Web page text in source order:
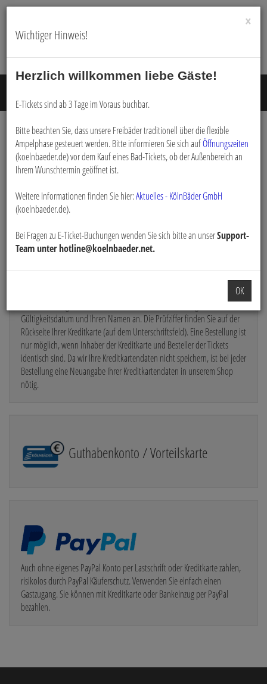
Zahlmethoden
Ihrer Bestellung bitte die Kreditkartennummer, die 3stellige Prüfziffer, das
Gültigkeitsdatum und Ihren Namen an. Die Prüfziffer finden Sie auf der
Rückseite Ihrer Kreditkarte (auf dem Unterschriftsfeld). Eine Bestellung ist
nur möglich, wenn Inhaber der Kreditkarte und Besteller der Tickets
identisch sind. Da wir Ihre Kreditkartendaten nicht speichern, ist bei jeder
Bestellung eine Neuangabe Ihrer Kreditkartendaten in unserem Shop
nötig.
Guthabenkonto / Vorteilskarte
Auch ohne eigenes PayPal Konto per Lastschrift oder Kreditkarte zahlen,
risikolos durch PayPal Käuferschutz. Verwenden Sie einfach einen
Gastzugang. Sie können mit Kreditkarte oder Bankeinzug per PayPal
bezahlen.
×
Wichtiger Hinweis!
Herzlich willkommen liebe Gäste!
E-Tickets sind ab 3 Tage im Voraus buchbar.
Bitte beachten Sie, dass unsere Freibäder traditionell über die flexible
Ampelphase gesteuert werden. Bitte informieren Sie sich aufÖffnungszeiten
(koelnbaeder.de) vor dem Kauf eines Bad-Tickets, ob der Außenbereich an
Ihrem Wunschtermin geöffnet ist.
Weitere Informationen finden Sie hier:Aktuelles - KölnBäder GmbH
(koelnbaeder.de).
Bei Fragen zu E-Ticket-Buchungen wenden Sie sich bitte an unserSupport-
Team unter hotline@koelnbaeder.net.
OK